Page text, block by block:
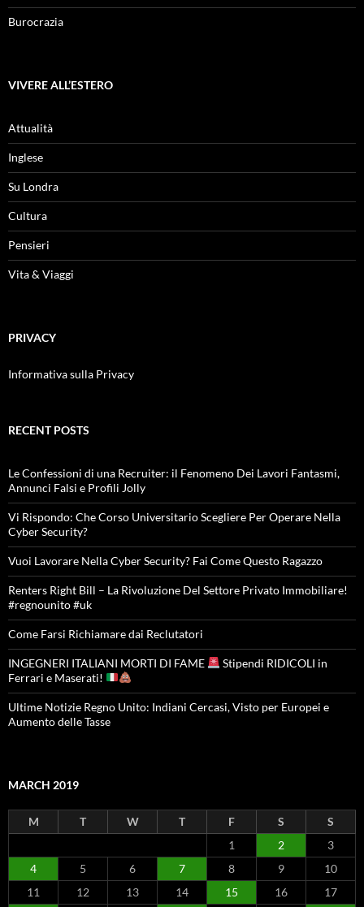
Burocrazia
VIVERE ALL’ESTERO
Attualità
Inglese
Su Londra
Cultura
Pensieri
Vita & Viaggi
PRIVACY
Informativa sulla Privacy
RECENT POSTS
Le Confessioni di una Recruiter: il Fenomeno Dei Lavori Fantasmi,
Annunci Falsi e Profili Jolly
Vi Rispondo: Che Corso Universitario Scegliere Per Operare Nella
Cyber Security?
Vuoi Lavorare Nella Cyber Security? Fai Come Questo Ragazzo
Renters Right Bill – La Rivoluzione Del Settore Privato Immobiliare!
#regnounito #uk
Come Farsi Richiamare dai Reclutatori
INGEGNERI ITALIANI MORTI DI FAME
Stipendi RIDICOLI in
Ferrari e Maserati!
Ultime Notizie Regno Unito: Indiani Cercasi, Visto per Europei e
Aumento delle Tasse
MARCH 2019
M T W T F S
S
1
2
3
4
5 6 7 8 9
10
11
12 13 14 15 16
17